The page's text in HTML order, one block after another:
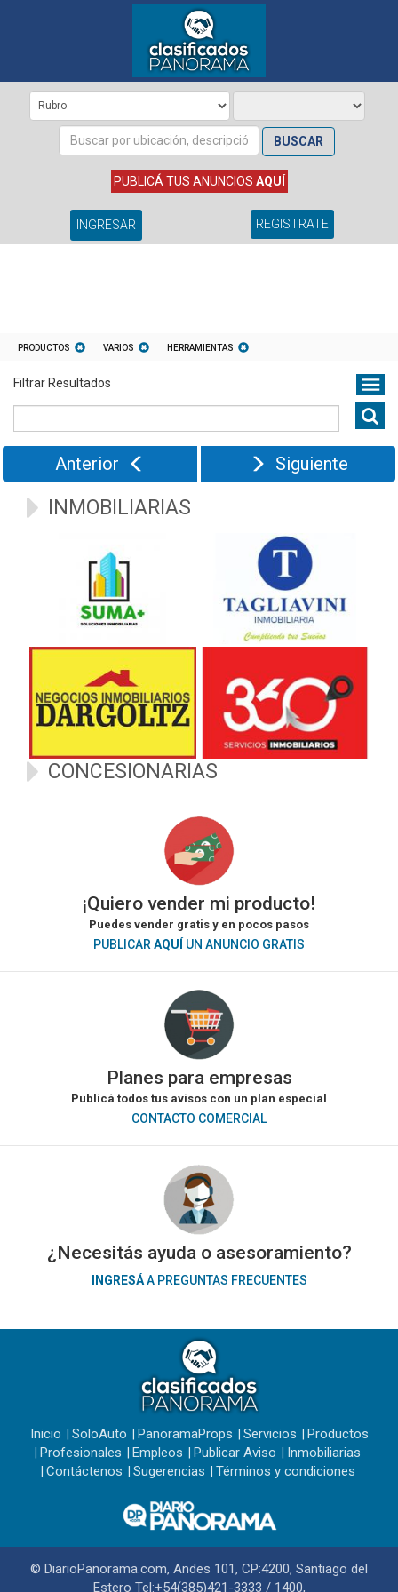
BUSCAR
PUBLICÁ TUS ANUNCIOS AQUÍ
INGRESAR REGISTRATE
PRODUCTOS VARIOS HERRAMIENTAS
Filtrar Resultados
Anterior Siguiente
INMOBILIARIAS
CONCESIONARIAS
¡Quiero vender mi producto!
Puedes vender gratis y en pocos pasos
PUBLICARAQUÍ UN ANUNCIO GRATIS
Planes para empresas
Publicá todos tus avisos con un plan especial
CONTACTO COMERCIAL
¿Necesitás ayuda o asesoramiento?
INGRESÁA PREGUNTAS FRECUENTES
Inicio SoloAuto PanoramaProps Servicios
Productos
Profesionales
Empleos Publicar Aviso
Inmobiliarias
Contáctenos
Sugerencias Términos y condiciones
© DiarioPanorama.com, Andes 101, CP:4200, Santiago del
Estero Tel:+54(385)421-3333 / 1400,